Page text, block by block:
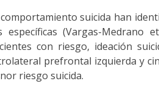
suicida han
(Vargas-Medrano
con riesgo, ideación
prefrontal izquierda y
riesgo suicida.